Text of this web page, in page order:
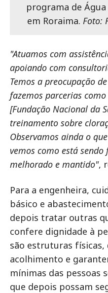
programa de
em Roraima. Foto:
"Atuamos com
apoiando com
Temos a preocupação
fazemos parcerias
[Fundação Nacional da
treinamento sobre
Observamos ainda o
vemos como está
melhorado e mantido",
Para a engenheira,
básico e
depois tratar outras
confere dignidade à
são estruturas
acolhimento e
mínimas das pessoas
que depois possam